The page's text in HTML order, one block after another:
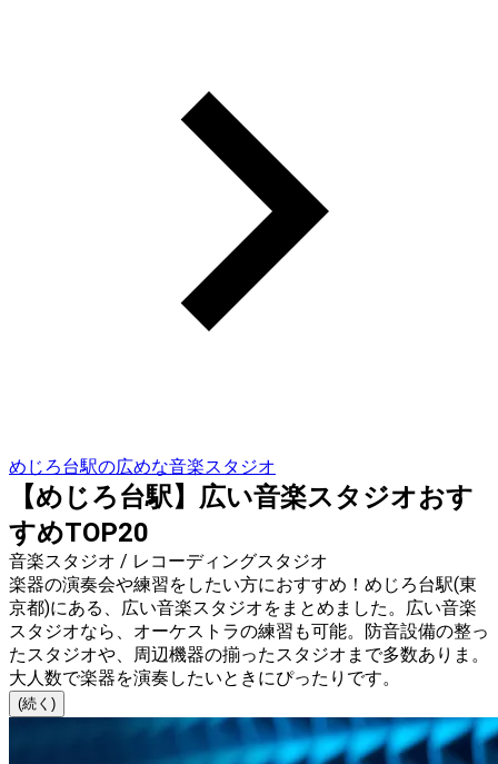
めじろ台駅の広めな音楽スタジオ
【めじろ台駅】広い音楽スタジオおす
すめTOP20
音楽スタジオ / レコーディングスタジオ
楽器の演奏会や練習をしたい方におすすめ！めじろ台駅(東
京都)にある、広い音楽スタジオをまとめました。広い音楽
スタジオなら、オーケストラの練習も可能。防音設備の整っ
たスタジオや、周辺機器の揃ったスタジオまで多数ありま。
大人数で楽器を演奏したいときにぴったりです。
(続く)